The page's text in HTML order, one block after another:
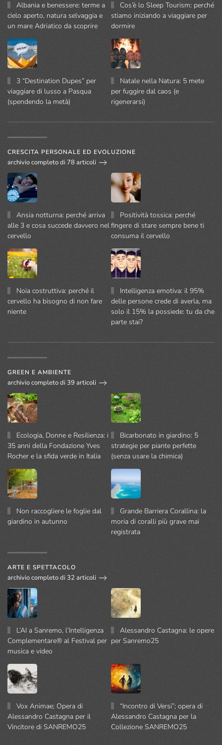
Albania e benessere: terme a
cielo aperto, natura selvaggia e
un mare Adriatico da scoprire
Cos’è lo Sleep Tourism: perché
stiamo iniziando a viaggiare per
dormire
3 “Destination Dupes” per
viaggiare di lusso a Pasqua
(spendendo la metà)
Natale nella Natura: 5 mete
per fuggire dal caos (e
rigenerarsi)
CRESCITA PERSONALE ED EVOLUZIONE
archivio completo di 78 articoli
Ansia notturna: perché arriva
alle 3 e cosa succede davvero nel
cervello
Positività tossica: perché
fingere di stare sempre bene ti
consuma il cervello
Noia costruttiva: perché il
cervello ha bisogno di non fare
niente
Intelligenza emotiva: il 95%
delle persone crede di averla, ma
solo il 15% la possiede: tu da che
parte stai?
GREEN E AMBIENTE
archivio completo di 39 articoli
Ecologia, Donne e Resilienza: i
35 anni della Fondazione Yves
Rocher e la sfida verde in Italia
Bicarbonato in giardino: 5
strategie per piante perfette
(senza usare la chimica)
Non raccogliere le foglie dal
giardino in autunno
Grande Barriera Corallina: la
moria di coralli più grave mai
registrata
ARTE E SPETTACOLO
archivio completo di 32 articoli
L’AI a Sanremo, l’Intelligenza
Complementare® al Festival per
musica e video
Alessandro Castagna: le opere
per Sanremo25
Vox Animae; Opera di
Alessandro Castagna per il
Vincitore di SANREMO25
“Incontro di Versi”; opera di
Alessandro Castagna per la
Collezione SANREMO25